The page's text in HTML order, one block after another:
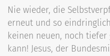
Nie wieder, die
erneut und so
keinen neuen, noch
kann! Jesus, der